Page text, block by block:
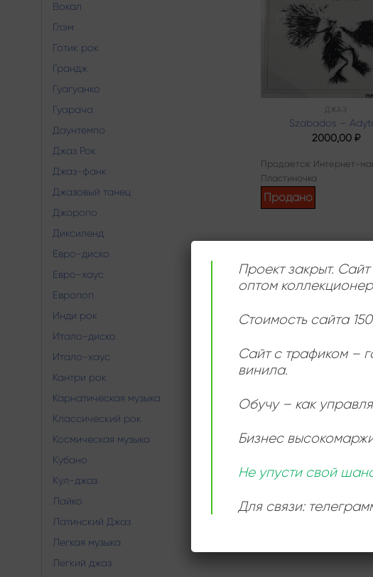
Вокал
Глэм
Готик рок
Грандж
Гуагуанко
Гуарача
Даунтемпо
Джаз Рок
Джаз-фанк
Джазовый танец
Джоропо
Диксиленд
Евро-диско
Евро-хаус
Европоп
Инди рок
Итало-диско
Итало-хаус
Кантри рок
Карнатическая музыка
Классический рок
Космическая музыка
Кубано
Кул-джаз
Лайко
Латинский Джаз
Легкая музыка
Легкий джаз
ДЖАЗ
Szabados –
2000,00 ₽
Продается: Интернет-
Пластиночка
Продано
Проект закрыт.
оптом
Стоимость сайта
Сайт с трафиком –
винила.
Обучу – как
Бизнес
Не упусти свой
Для связи: